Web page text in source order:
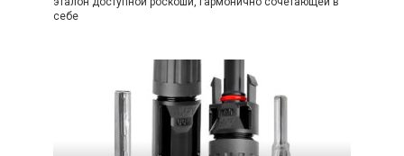
себе